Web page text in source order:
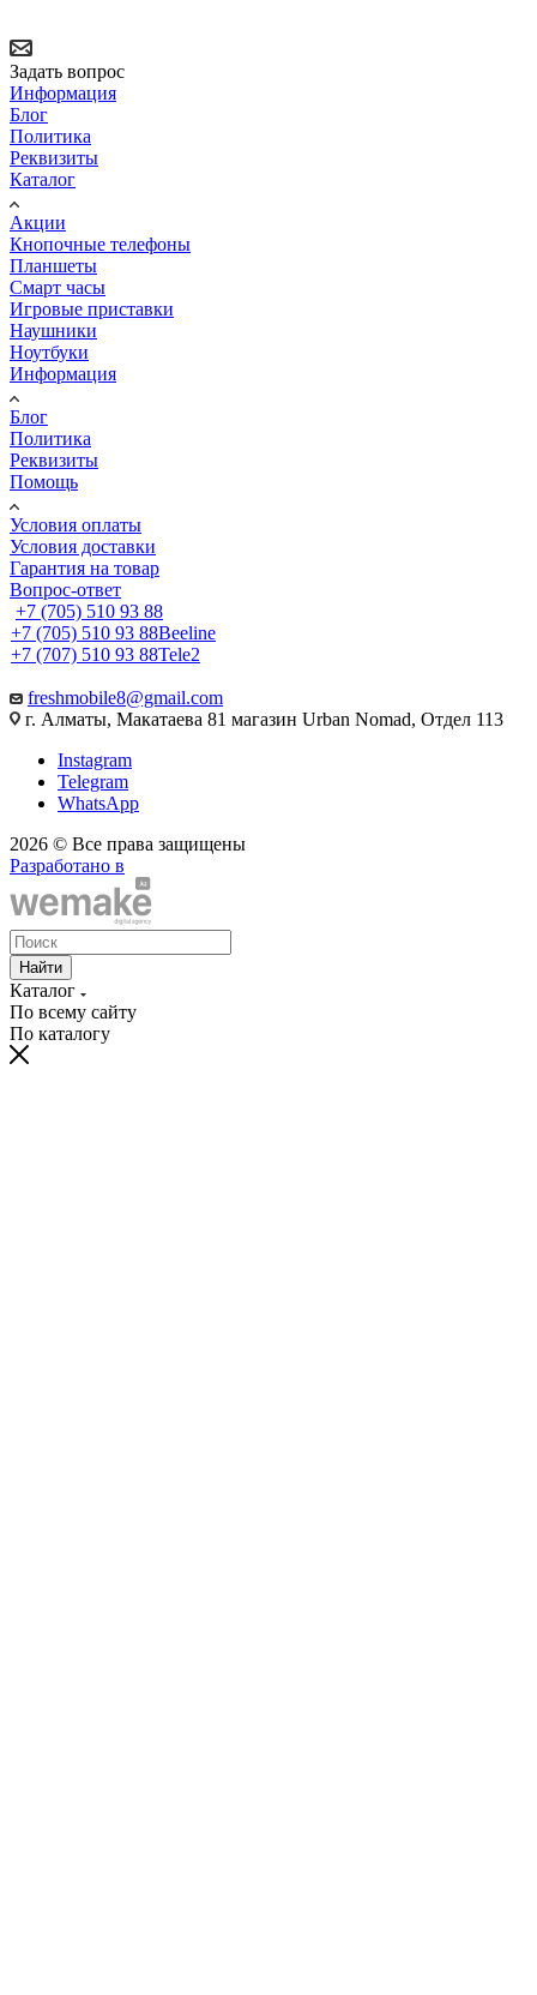
Задать вопрос
Информация
Блог
Политика
Реквизиты
Каталог
Акции
Кнопочные телефоны
Планшеты
Смарт часы
Игровые приставки
Наушники
Ноутбуки
Информация
Блог
Политика
Реквизиты
Помощь
Условия оплаты
Условия доставки
Гарантия на товар
Вопрос-ответ
+7 (705) 510 93 88
+7 (705) 510 93 88Beeline
+7 (707) 510 93 88Tele2
freshmobile8@gmail.com
г. Алматы, Макатаева 81 магазин Urban Nomad, Отдел 113
Instagram
Telegram
WhatsApp
2026 © Все права защищены
Разработано в
Найти
Каталог
По всему сайту
По каталогу